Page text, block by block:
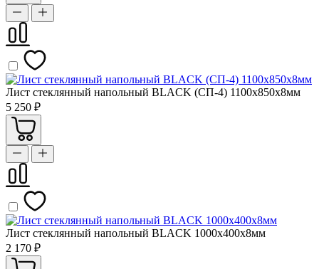
Лист стеклянный напольный BLACK (СП-4) 1100х850х8мм
5 250 ₽
Лист стеклянный напольный BLACK 1000х400х8мм
2 170 ₽